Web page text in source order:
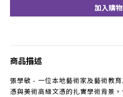
加入購
商品描述
張學敏 - 一位本地藝術家及藝術教
憑與美術高級文憑的扎實學術背景